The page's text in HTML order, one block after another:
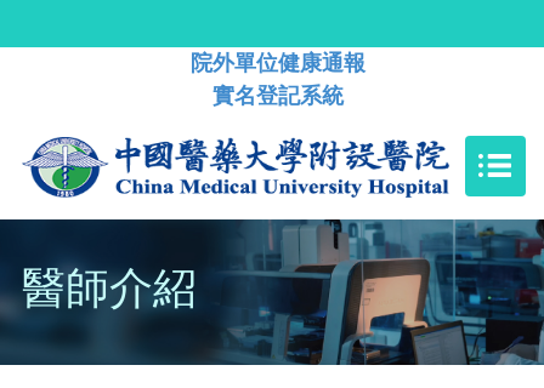
院外單位健康通報
實名登記系統
醫師介紹